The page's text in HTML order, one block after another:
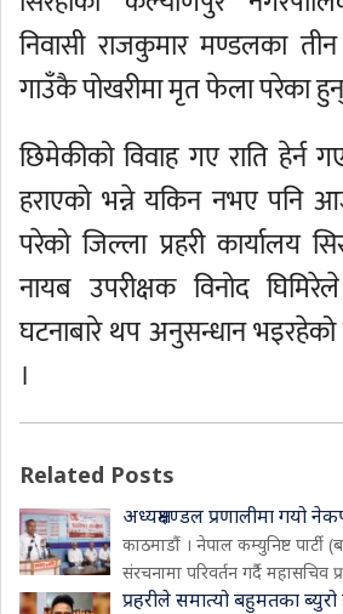
निवासी राजकुमार मण्डलका
गाउँकै पोखरीमा मृत फेला परेका
छिमेकीको विवाह गए राति
हराएको भन्ने यकिन नभए पनि
परेको जिल्ला प्रहरी कार्यालय
नायब उपरीक्षक विनोद
घटनाबारे थप अनुसन्धान
।
Related Posts
अध्यक्षमण्डल प्रणालीमा गयो
काठमाडौं । नेपाल कम्युनिष्ट
संरचनामा परिवर्तन गर्दै महासचिव
प्रहरीले समात्यो बहुमतका ब्युरो